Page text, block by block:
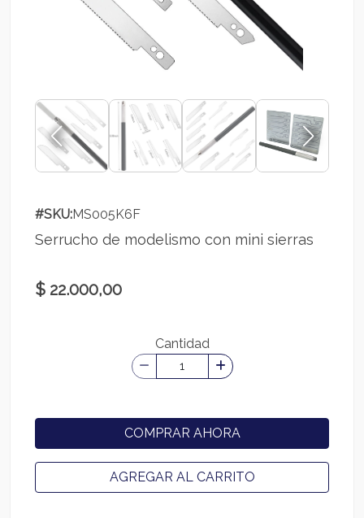
#SKU:MS005K6F
Serrucho de modelismo con mini sierras
$ 22.000,00
Cantidad
COMPRAR AHORA
AGREGAR AL CARRITO